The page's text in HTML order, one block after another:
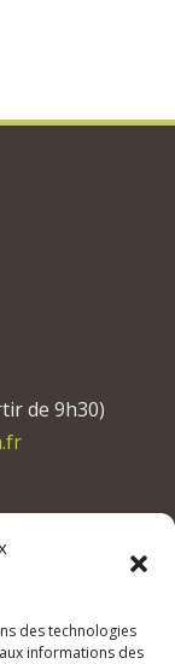
des technologies
informations des
de 9h30)
12h et de